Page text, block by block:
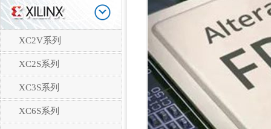
XC2V系列
XC2S系列
XC3S系列
XC6S系列